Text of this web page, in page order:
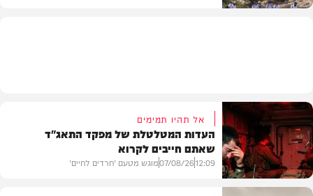
אל תהיו תמימים
העדות המטלטלת של מפקד התאג"ד
שאתם חייבים לקרוא
12:09
07/08/26מוגש מטעם 'חרדים לחיים'